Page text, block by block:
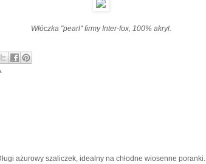
Włóczka "pearl" firmy Inter-fox, 100% akryl.
ażurowy szaliczek, idealny na chłodne wiosenne poranki.